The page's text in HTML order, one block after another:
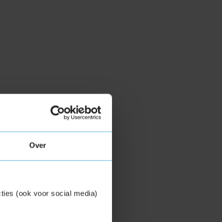
Over
(ook voor social media)